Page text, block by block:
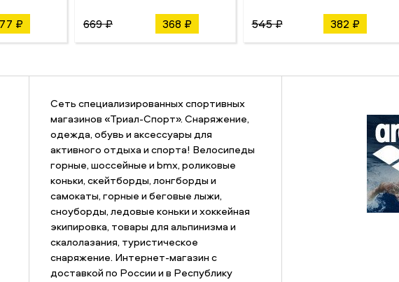
₽ 669 ₽ 368 ₽ 545 ₽ 382 ₽
Сеть специализированных спортивных
магазинов «Триал-Спорт». Снаряжение,
одежда, обувь и аксессуары для
активного отдыха и спорта! Велосипеды
горные, шоссейные и bmx, роликовые
коньки, скейтборды, лонгборды и
самокаты, горные и беговые лыжи,
сноуборды, ледовые коньки и хоккейная
экипировка, товары для альпинизма и
скалолазания, туристическое
снаряжение. Интернет-магазин с
доставкой по России и в Республику